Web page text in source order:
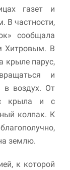
газет и
В частности,
сообщала
Хитровым. В
крыле парус,
и
в воздух. От
с крыла и с
колпак. К
землю.
к которой